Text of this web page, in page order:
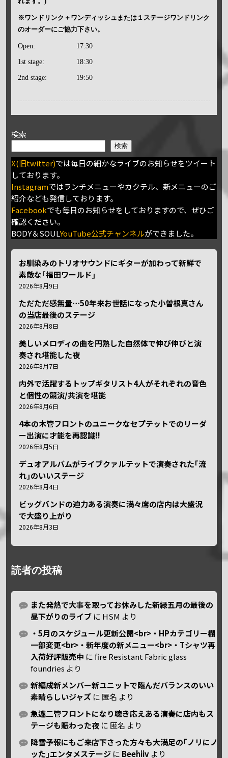
※ワンドリンク＋ワンディッシュまたは１ステージワンドリンク
のオーダーにご協力下さい。
Open: 17:30
1st stage: 18:30
2nd stage: 19:50
検索
検索
X(旧twitter)では毎日の細かなライブのお知らせをツイート
しております。
Instagramではランチメニューやカクテル、新メニューのご
紹介なども発信しております。
Facebookでも毎日のお知らせをしておりますので、ぜひご
確認ください。
BODY＆SOULYouTube公式チャンネルができました。
お馴染みのトリオサウンドにギターが加わって新鮮で
素敵な｢福田ワールド｣
2026年8月9日
ただただ感無量⋯50年来お世話になった小曽根真さん
の当店最後のステージ
2026年8月8日
美しいメロディの曲を円熟した自然体で伸び伸びと演
奏され堪能した夜
2026年8月7日
内外で活躍するトップギタリスト4人がそれぞれの音色
と個性の競演/共演を堪能
2026年8月6日
4本の木管フロントのユニークなセプテットでのリーダ
ー出演に才能を再認識!!
2026年8月5日
デュオアルバムがライブクァルテットで演奏された｢流
れ｣のいいステージ
2026年8月4日
ビッグバンドの迫力ある演奏に満々席の店内は大盛況
で大盛り上がり
2026年8月3日
読者の投稿
また発熱で大事を取ってお休みした新緑五月の最後の
昼下がりのライブ に HSM より
・5月のスケジュール更新公開<br>・HPカテゴリー欄
一部変更<br>・新年度の新メニュー<br>・Tシャツ再
入荷好評販売中 にfire Resistant Fabric glass
foundries より
新編成新メンバー新ユニットで臨んだバランスのいい
素晴らしいジャズ に 匿名 より
急遽二管フロントになり聴き応えある演奏に店内もス
テージも賑わった夜 に 匿名 より
降雪予報にもご来店下さった方々も大満足の｢ノリにノ
ッた｣エンタメステージ に Beehiiv より